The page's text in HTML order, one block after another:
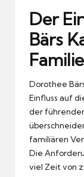
Der
Bärs
Familie
Dorothee
Einfluss auf
der
familiären
Die
viel Zeit von